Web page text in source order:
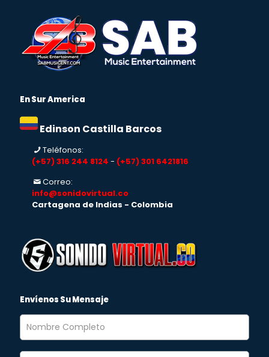
En Sur America
Edinson Castilla Barcos
Teléfonos:
(+57) 316 244 8124 - (+57) 301 6421816
Correo:
info@sonidovirtual.co
Cartagena de Indias - Colombia
Envíenos Su Mensaje